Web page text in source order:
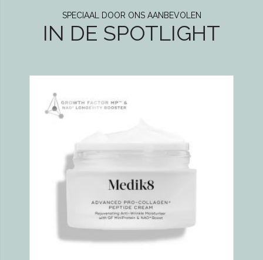
SPECIAAL DOOR ONS AANBEVOLEN
IN DE SPOTLIGHT